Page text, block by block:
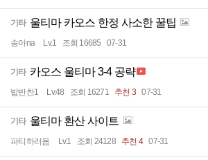
기타 울티마 카오스 한정 사소한 꿀팁
송아na Lv.1 조회 16685 07-31
기타 카오스 울티마 3-4 공략
밥반찬1 Lv.48 조회 16271 추천 3 07-31
기타 울티마 환산 사이트
파티하러옴 Lv.1 조회 24128 추천 4 07-31